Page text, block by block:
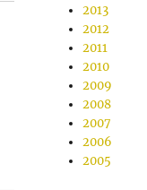
2013
2012
2011
2010
2009
2008
2007
2006
2005